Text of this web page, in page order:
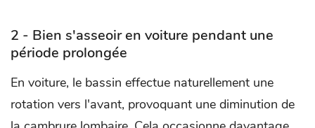
2 - Bien s'asseoir en voiture pendant une
période prolongée
En voiture, le bassin effectue naturellement une
rotation vers l'avant, provoquant une diminution de